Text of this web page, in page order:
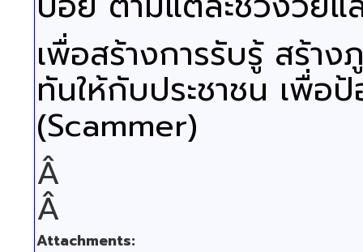
เพื่อสร้างการรับรู้ สร้า
ทันให้กับประชาชน เพื่อ
(Scammer)
Â
Â
Attachments: